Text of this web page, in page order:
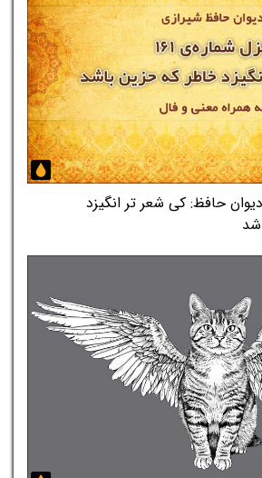
غزل شماره‌ی ۱۶۱ دیوان حافظ: کی شعر تر انگیزد